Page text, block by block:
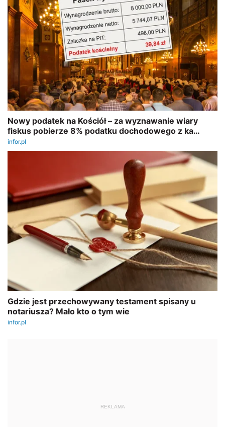
REKLAMA